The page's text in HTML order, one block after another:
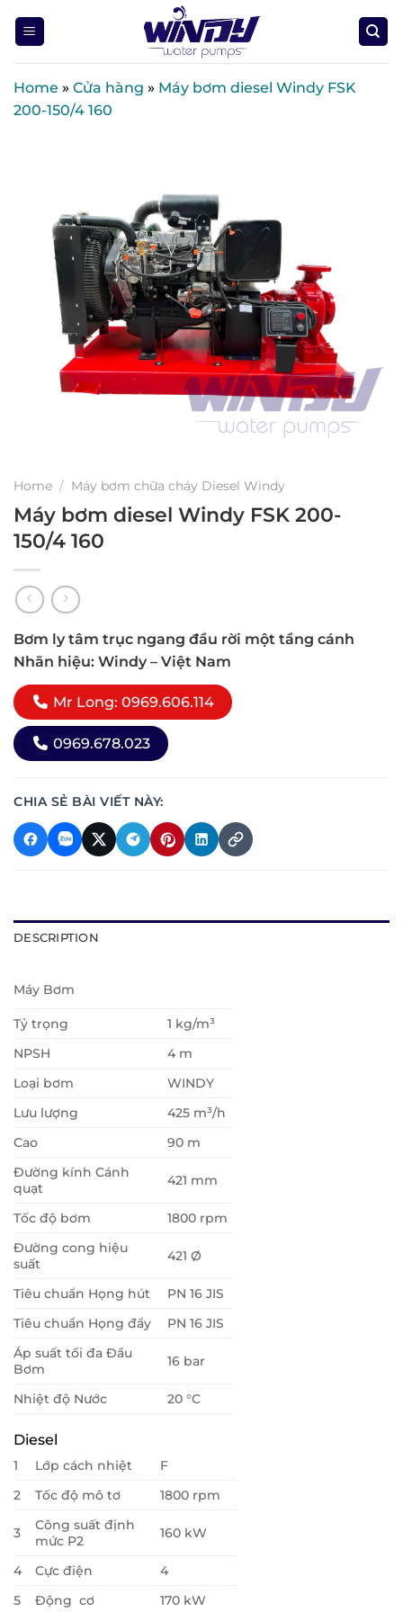
Home » Cửa hàng » Máy bơm diesel Windy FSK
200-150/4 160
Home / Máy bơm chữa cháy Diesel Windy
Máy bơm diesel Windy FSK 200-
150/4 160
Bơm ly tâm trục ngang đầu rời một tầng cánh
Nhãn hiệu: Windy – Việt Nam
Mr Long: 0969.606.114
0969.678.023
CHIA SẺ BÀI VIẾT NÀY:
DESCRIPTION
Máy Bơm
Tỷ trọng
1 kg/m³
NPSH
4 m
Loại bơm
WINDY
Lưu lượng
425 m³/h
Cao
90 m
Đường kính Cánh
quạt
421 mm
Tốc độ bơm
1800 rpm
Đường cong hiệu
suất
421 Ø
Tiêu chuẩn Họng hút
PN 16 JIS
Tiêu chuẩn Họng đẩy
PN 16 JIS
Áp suất tối đa Đầu
Bơm
16 bar
Nhiệt độ Nước 20 °C
Diesel
1 Lớp cách nhiệt
F
2
Tốc độ mô tơ 1800 rpm
3
Công suất định
mức P2
160 kW
4 Cực điện
4
5
Động cơ 170 kW